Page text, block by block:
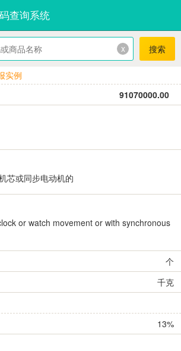
查询系统
x 搜索
实例
91070000.00
芯或同步电动机的
or watch movement or with synchronous
个
千克
13%